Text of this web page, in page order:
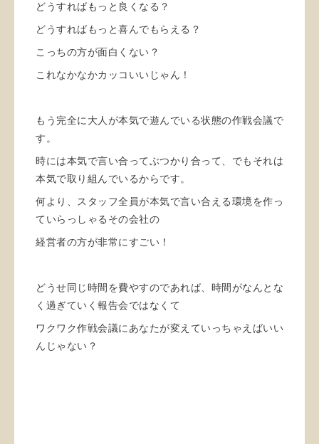
どうすればもっと良くなる？
どうすればもっと喜んでもらえる？
こっちの方が面白くない？
これなかなかカッコいいじゃん！
もう完全に大人が本気で遊んでいる状態の作戦会議で
す。
時には本気で言い合ってぶつかり合って、でもそれは
本気で取り組んでいるからです。
何より、スタッフ全員が本気で言い合える環境を作っ
ていらっしゃるその会社の
経営者の方が非常にすごい！
どうせ同じ時間を費やすのであれば、時間がなんとな
く過ぎていく報告会ではなくて
ワクワク作戦会議にあなたが変えていっちゃえばいい
んじゃない？